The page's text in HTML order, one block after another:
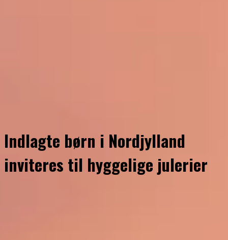
Indlagte børn i Nordjylland
inviteres til hyggelige julerier